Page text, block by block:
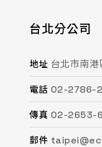
台北分公司
地址 台北市南
電話 02-2786-
傳真 02-2653-
郵件
桃園分公司
地址 桃園市平
電話 03-494-
傳真 03-493-
郵件
總公司 / 竹苗
地址 苗栗縣頭
電話 037-621-
傳真 037-615-
郵件
台中分公司
地址 台中市南
電話 04-2472-
傳真 04-2472-
郵件
台南分公司
地址 台南市永
電話 06-243-
傳真 06-253-
郵件
高雄分公司
地址 高雄市鳳
電話 07-753-
傳真 07-753-
郵件